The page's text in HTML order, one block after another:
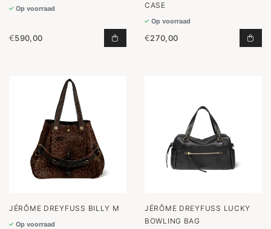
Op voorraad
€590,00 LUIS TOEVOEGEN AAN
CASE
Op voorraad
€270,00
JÉRÔME DREYFUSS BILLY M
Op voorraad
JÉRÔME DREYFUSS LUCKY
BOWLING BAG